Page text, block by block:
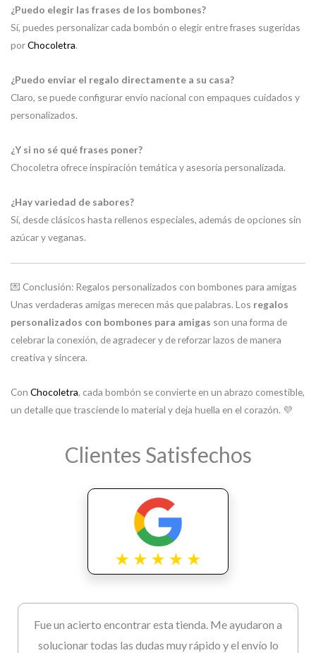
¿Puedo elegir las frases de los bombones?
Sí, puedes personalizar cada bombón o elegir entre frases sugeridas
porChocoletra.
¿Puedo enviar el regalo directamente a su casa?
Claro, se puede configurar envío nacional con empaques cuidados y
personalizados.
¿Y si no sé qué frases poner?
Chocoletra ofrece inspiración temática y asesoría personalizada.
¿Hay variedad de sabores?
Sí, desde clásicos hasta rellenos especiales, además de opciones sin
azúcar y veganas.
💌 Conclusión: Regalos personalizados con bombones para amigas
Unas verdaderas amigas merecen más que palabras. Los regalos
personalizados con bombones para amigas son una forma de
celebrar la conexión, de agradecer y de reforzar lazos de manera
creativa y sincera.
Con Chocoletra, cada bombón se convierte en un abrazo comestible,
un detalle que trasciende lo material y deja huella en el corazón. 💜
Clientes Satisfechos
Fue un acierto encontrar esta tienda. Me ayudaron a
solucionar todas las dudas muy rápido y el envío lo